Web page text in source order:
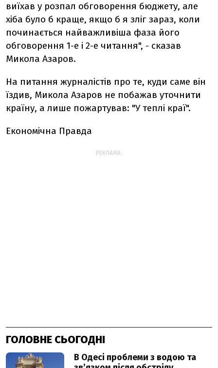
виїхав у розпал обговорення бюджету, але
хіба було б краще, якщо б я зліг зараз, коли
починається найважливіша фаза його
обговорення 1-е і 2-е читання", - сказав
Микола Азаров.
На питання журналістів про те, куди саме він
їздив, Микола Азаров не побажав уточнити
країну, а лише пожартував: "У теплі краї".
Економічна Правда
РЕКЛАМА:
ГОЛОВНЕ СЬОГОДНІ
В Одесі проблеми з водою та